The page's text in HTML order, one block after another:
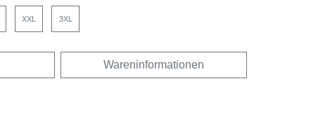
XXL 3XL
Wareninformationen